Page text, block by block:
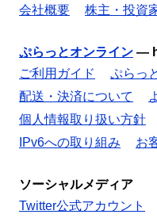
会社概要
株主・投資
ぷらっとオンライン —
ご利用ガイド
ぷらっ
配送・決済について
個人情報取り扱い方針
IPv6への取り組み
お
ソーシャルメディア
Twitter公式アカウント